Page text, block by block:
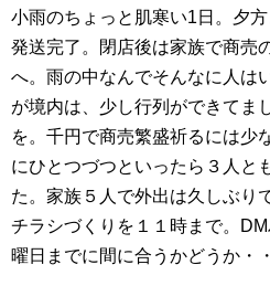
小雨のちょっと肌寒い1日。夕
発送完了。閉店後は家族で商売
へ。雨の中なんでそんなに人は
が境内は、少し行列ができてま
を。千円で商売繁盛祈るには少
にひとつづつといったら３人と
た。家族５人で外出は久しぶり
チラシづくりを１１時まで。
曜日までに間に合うかどうか・